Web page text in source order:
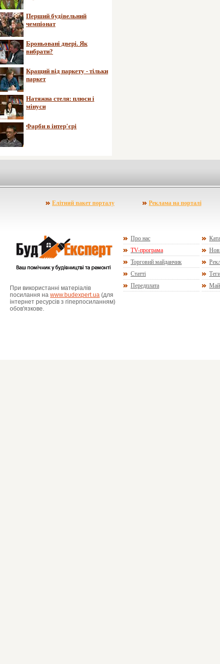
Перший будівельний
чемпіонат
Броньовані двері. Як
вибрати?
Кращий від паркету - тільки
паркет
Натяжна стеля: плюси і
мінуси
Фарби в інтер'єрі
Елітний пакет порталу Реклама на порталі
При використанні матеріалів
посилання на www.budexpert.ua (для
інтернет ресурсів з гіперпосиланням)
обов'язкове.
Про нас
TV-програма
Торговий майданчик
Статті
Теги
Передплата